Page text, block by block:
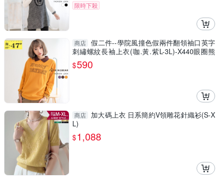
限時下殺
商店 假二件--學院風撞色假兩件翻領袖口英字
刺繡螺紋長袖上衣(咖.黃.紫L-3L)-X440眼圈熊
中大尺碼
$590
商店
加大碼上衣 日系簡約V領雕花針織衫(S-X
L)
$1,088